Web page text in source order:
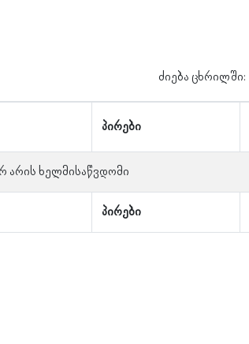
ძიება ცხრილში:
პირები
არის ხელმისაწვდომი
პირები